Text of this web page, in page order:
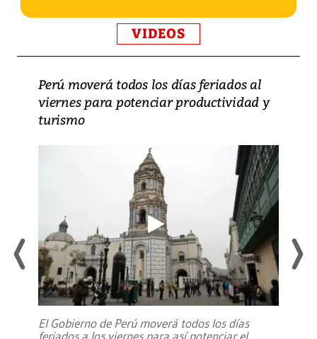
VIDEOS
Perú moverá todos los días feriados al
viernes para potenciar productividad y
turismo
El Gobierno de Perú moverá todos los días
feriados a los viernes para así potenciar el